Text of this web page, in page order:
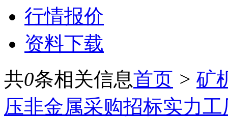
行情报价
资料下载
共0条相关信息首页 > 矿
压非金属采购招标实力工